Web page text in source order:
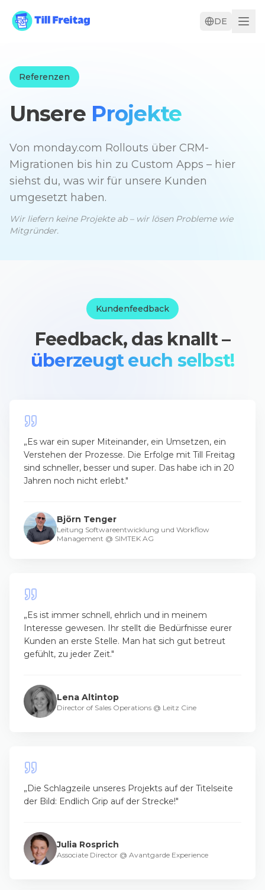
DE
Referenzen
Unsere Projekte
Von monday.com Rollouts über CRM-
Migrationen bis hin zu Custom Apps – hier
siehst du, was wir für unsere Kunden
umgesetzt haben.
Wir liefern keine Projekte ab – wir lösen Probleme wie
Mitgründer.
Kundenfeedback
Feedback, das knallt –
überzeugt euch selbst!
„Es war ein super Miteinander, ein Umsetzen, ein
Verstehen der Prozesse. Die Erfolge mit Till Freitag
sind schneller, besser und super. Das habe ich in 20
Jahren noch nicht erlebt."
Björn Tenger
Leitung Softwareentwicklung und Workflow
Management @ SIMTEK AG
„Es ist immer schnell, ehrlich und in meinem
Interesse gewesen. Ihr stellt die Bedürfnisse eurer
Kunden an erste Stelle. Man hat sich gut betreut
gefühlt, zu jeder Zeit."
Lena Altintop
Director of Sales Operations @ Leitz Cine
„Die Schlagzeile unseres Projekts auf der Titelseite
der Bild: Endlich Grip auf der Strecke!"
Julia Rosprich
Associate Director @ Avantgarde Experience